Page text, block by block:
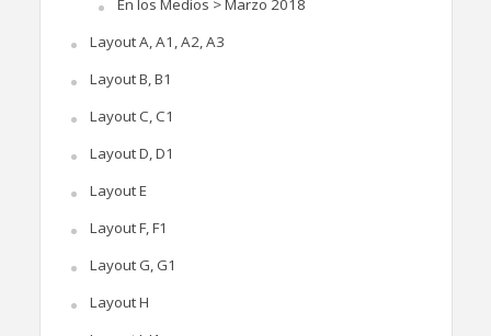
En los Medios > Marzo 2018
Layout A, A1, A2, A3
Layout B, B1
Layout C, C1
Layout D, D1
Layout E
Layout F, F1
Layout G, G1
Layout H